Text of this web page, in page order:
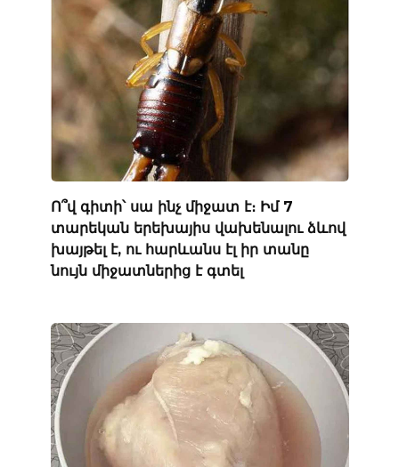
Ո՞վ գիտի՝ սա ինչ միջատ է։ Իմ 7
տարեկան երեխայիս վախենալու ձևով
խայթել է, ու հարևանս էլ իր տանը
նույն միջատներից է գտել